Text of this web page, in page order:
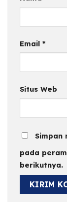
Email *
Situs Web
Simpan
pada
berikutnya.